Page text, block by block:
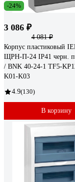
-24%
3 086 ₽
4 081 ₽
Корпус пластиковый
ЩРН-П-24 IP41 черн.
/ BNK 40-24-1 TF5-
K01-K03
4.9(130)
В корзину